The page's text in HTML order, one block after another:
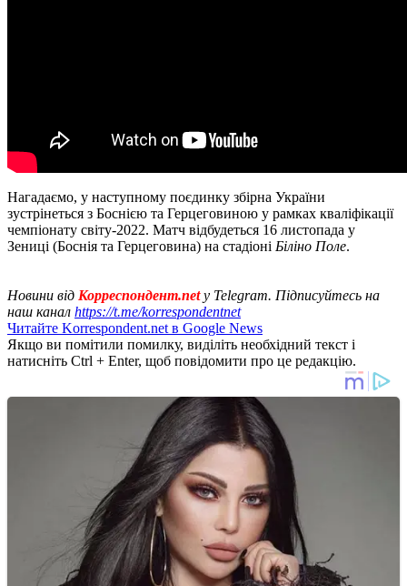
Нагадаємо, у наступному поєдинку збірна України
зустрінеться з Боснією та Герцеговиною у рамках кваліфікації
чемпіонату світу-2022. Матч відбудеться 16 листопада у
Зениці (Боснія та Герцеговина) на стадіоні Біліно Поле.
Новини від Корреспондент.netу Telegram. Підписуйтесь на
наш канал https://t.me/korrespondentnet
Читайте Korrespondent.net в Google News
Якщо ви помітили помилку, виділіть необхідний текст і
натисніть Ctrl + Enter, щоб повідомити про це редакцію.